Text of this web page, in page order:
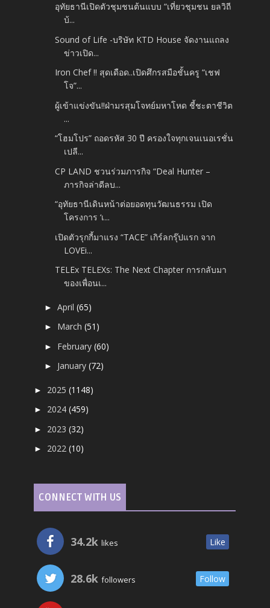
อุทัยธานีเปิดตัวชุมชนต้นแบบ “เที่ยวชุมชน ยลวิถี
บ้...
Sound of Life -บริษัท KTD House จัดงานแถลง
ข่าวเปิด...
Iron Chef !! สุดเดือด..เปิดศึกรสมือชั้นครู “เชฟ
โจ”...
ผู้เข้าแข่งขัน!!ฝ่ามรสุมโจทย์มหาโหด ชี้ชะตาชีวิต
...
“โฮมโปร” ถอดรหัส 30 ปี ครองใจทุกเจนเนอเรชั่น
เปลี...
CP LAND ชวนร่วมภารกิจ “Deal Hunter –
ภารกิจล่าดีลบ...
“อุทัยธานีเดินหน้าต่อยอดทุนวัฒนธรรม เปิด
โครงการ ‘เ...
เปิดตัวรุกกี้มาแรง “TACE” เกิร์ลกรุ๊ปแรก จาก
LOVEi...
TELEx TELEXs: The Next Chapter การกลับมา
ของเพื่อนเ...
►April(65)
► March(51)
► February(60)
► January(72)
► 2025(1148)
► 2024(459)
► 2023(32)
► 2022(10)
CONNECT WITH US
34.2k likes Like
28.6k followers Follow